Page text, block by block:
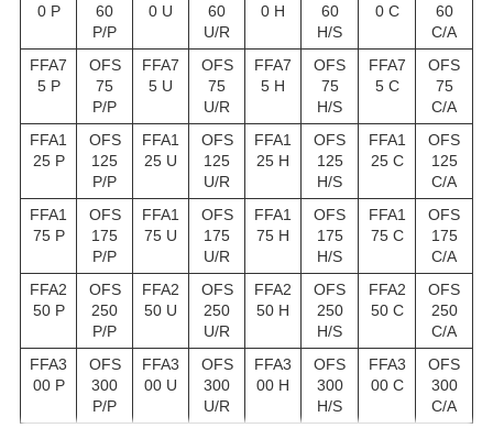
0 P
60
P/P
0 U
60
U/R
0 H
60
H/S
0 C
60
C/A
FFA7
5 P
OFS
75
P/P
FFA7
5 U
OFS
75
U/R
FFA7
5 H
OFS
75
H/S
FFA7
5 C
OFS
75
C/A
FFA1
25 P
OFS
125
P/P
FFA1
25 U
OFS
125
U/R
FFA1
25 H
OFS
125
H/S
FFA1
25 C
OFS
125
C/A
FFA1
75 P
OFS
175
P/P
FFA1
75 U
OFS
175
U/R
FFA1
75 H
OFS
175
H/S
FFA1
75 C
OFS
175
C/A
FFA2
50 P
OFS
250
P/P
FFA2
50 U
OFS
250
U/R
FFA2
50 H
OFS
250
H/S
FFA2
50 C
OFS
250
C/A
FFA3
00 P
OFS
300
P/P
FFA3
00 U
OFS
300
U/R
FFA3
00 H
OFS
300
H/S
FFA3
00 C
OFS
300
C/A